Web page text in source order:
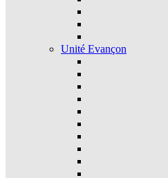
Unité Evançon